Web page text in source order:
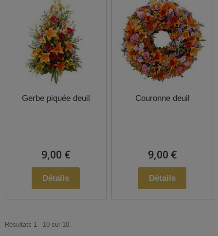
Gerbe piquée deuil
9,00 €
Détails
Couronne deuil
9,00 €
Détails
Résultats 1 - 10 sur 10.